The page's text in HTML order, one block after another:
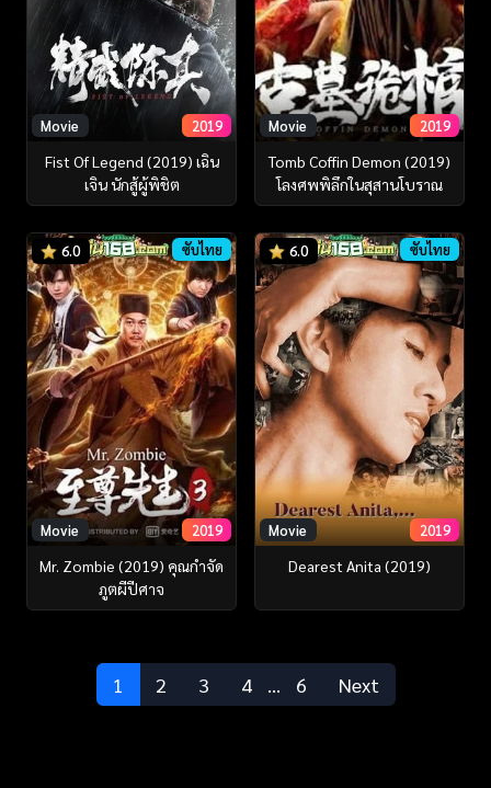
Movie 2019
Fist Of Legend (2019) เฉิน
เจิน นักสู้ผู้พิชิต
Movie 2019
Tomb Coffin Demon (2019)
โลงศพพิลึกในสุสานโบราณ
6.0 ซับไทย
Movie 2019
Mr. Zombie (2019) คุณกำจัด
ภูตผีปีศาจ
6.0 ซับไทย
Movie 2019
Dearest Anita (2019)
1 2 3 4 … 6 Next